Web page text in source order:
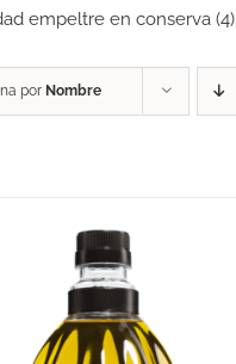
empeltre en conserva (4)
por Nombre